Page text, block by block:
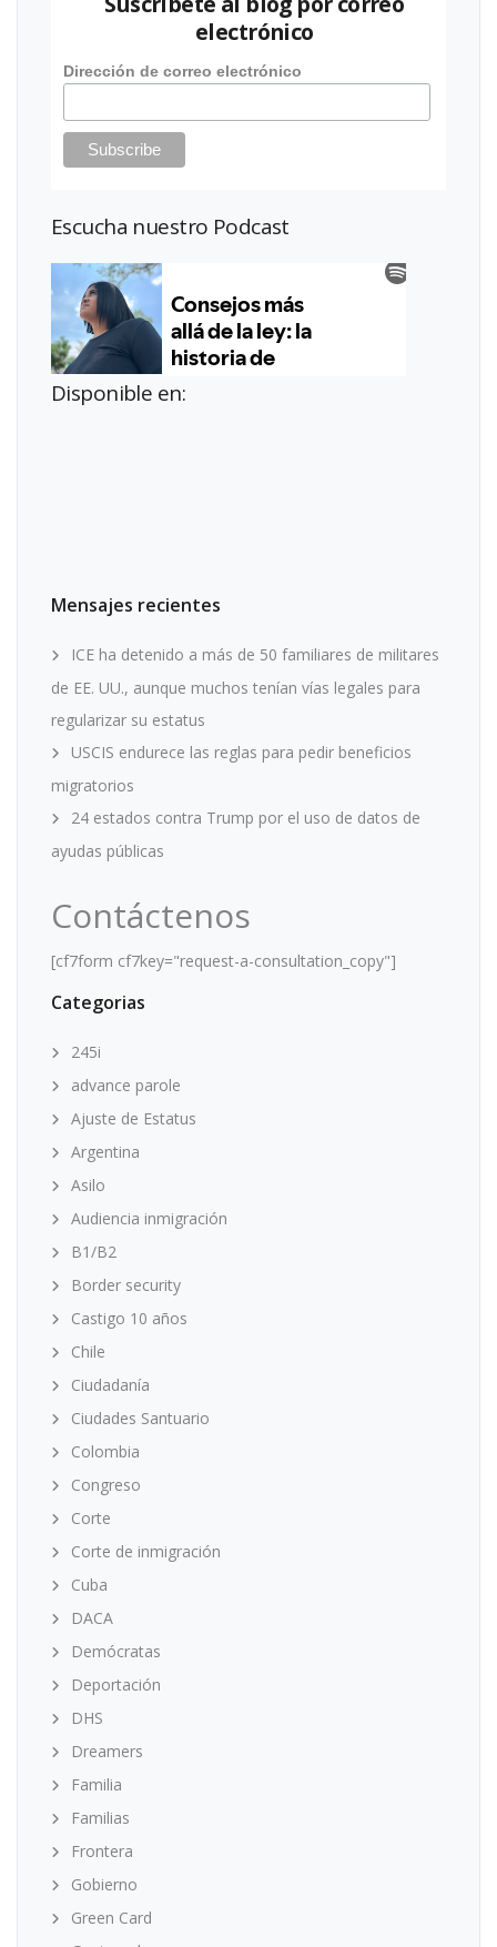
electrónico
Dirección de correo electrónico
Escucha nuestro Podcast
Disponible en:
Mensajes recientes
ICE ha detenido a más de 50 familiares de militares
de EE. UU., aunque muchos tenían vías legales para
regularizar su estatus
USCIS endurece las reglas para pedir beneficios
migratorios
24 estados contra Trump por el uso de datos de
ayudas públicas
Contáctenos
[cf7form cf7key="request-a-consultation_copy"]
Categorias
245i
advance parole
Ajuste de Estatus
Argentina
Asilo
Audiencia inmigración
B1/B2
Border security
Castigo 10 años
Chile
Ciudadanía
Ciudades Santuario
Colombia
Congreso
Corte
Corte de inmigración
Cuba
DACA
Demócratas
Deportación
DHS
Dreamers
Familia
Familias
Frontera
Gobierno
Green Card